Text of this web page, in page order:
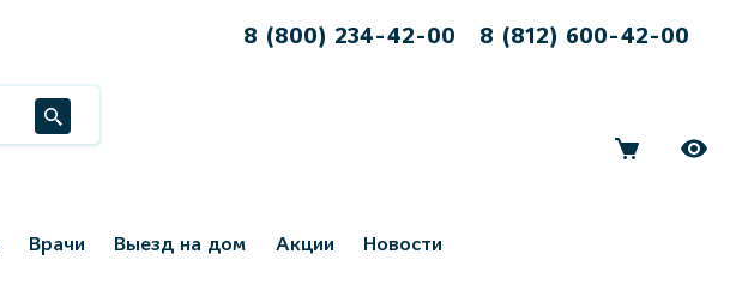
8 (800) 234-42-00 8 (812) 600-42-00
Врачи Выезд на дом Акции Новости